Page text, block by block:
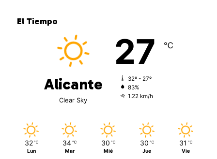
El Tiempo
Alicante
Clear Sky
27 ℃
32º - 27º
83%
1.22 km/h
32 ℃
Lun
34 ℃
Mar
30 ℃
Mié
30 ℃
Jue
31 ℃
Vie